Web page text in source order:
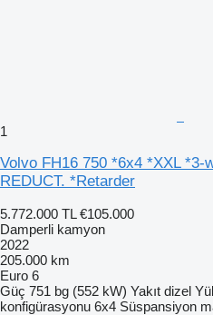
1
Volvo FH16 750 *6x4 *XXL *3-
REDUCT. *Retarder
5.772.000 TL €105.000
Damperli kamyon
2022
205.000 km
Euro 6
Güç 751 bg (552 kW) Yakıt dizel
konfigürasyonu 6x4 Süspansiyon